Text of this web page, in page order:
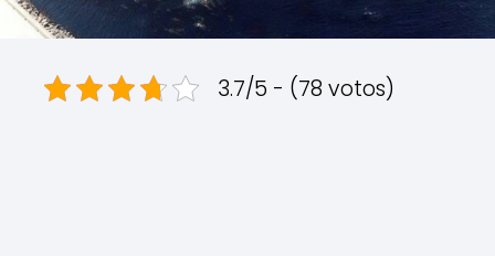
3.7/5 - (78 votos)